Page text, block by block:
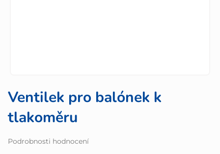
Ventilek pro balónek k
tlakoměru
Průměrné
Podrobnosti hodnocení